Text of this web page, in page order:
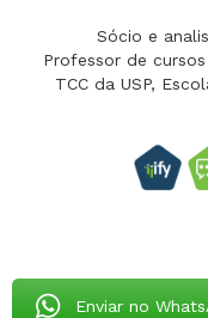
Sócio e
Professor de
TCC da USP,
Enviar no